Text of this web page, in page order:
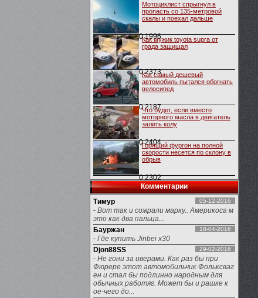
Мотоциклист спрыгнул в
пропасть со 135-метровой
скалы и поехал дальше
0 1996
Как мужик toyota supra от
града защищал
0 2373
Как самый дешевый
автомобиль пытался обогнать
велосипед
0 2187
Что будет, если вместо
моторного масла в двигатель
залить колу
0 2404
Горящий фургон на полной
скорости несется по склону в
обрыв
0 2302
Комментарии
Тимур
05-12-2016
- Вот так и сожрали марку.. Америкоса м
это как два пальца...
Бауржан
18-04-2016
- Где купить Jinbei x30
Djon88SS
29-02-2016
- Не гони за иверами. Как раз бы при
Фюрере этот автомобильчик Фольксваг
ен и стал бы подлинно народным для
обычных работяг. Может бы и рашке к
ое-чего до...